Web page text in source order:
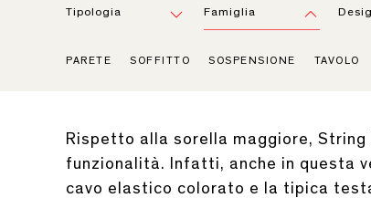
Tipologia Famiglia
PARETE SOFFITTO SOSPENSIONE TAVOLO
Rispetto alla sorella maggiore,
funzionalità. Infatti, anche in questa
cavo elastico colorato e la tipica